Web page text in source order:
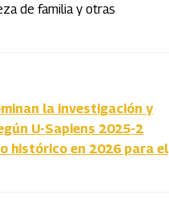
de familia y otras
la investigación y
U-Sapiens 2025-2
histórico en 2026 para el